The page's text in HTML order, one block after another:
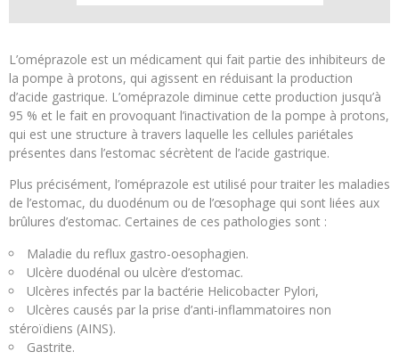
L’oméprazole est un médicament qui fait partie des inhibiteurs de
la pompe à protons, qui agissent en réduisant la production
d’acide gastrique. L’oméprazole diminue cette production jusqu’à
95 % et le fait en provoquant l’inactivation de la pompe à protons,
qui est une structure à travers laquelle les cellules pariétales
présentes dans l’estomac sécrètent de l’acide gastrique.
Plus précisément, l’oméprazole est utilisé pour traiter les maladies
de l’estomac, du duodénum ou de l’œsophage qui sont liées aux
brûlures d’estomac. Certaines de ces pathologies sont :
Maladie du reflux gastro-oesophagien.
Ulcère duodénal ou ulcère d’estomac.
Ulcères infectés par la bactérie Helicobacter Pylori,
Ulcères causés par la prise d’anti-inflammatoires non
stéroïdiens (AINS).
Gastrite.